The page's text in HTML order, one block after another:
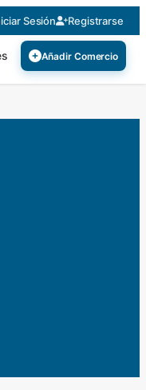
Sesión Registrarse
Añadir Comercio